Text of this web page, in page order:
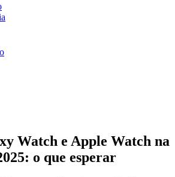
Watch e Apple Watch na
o que esperar